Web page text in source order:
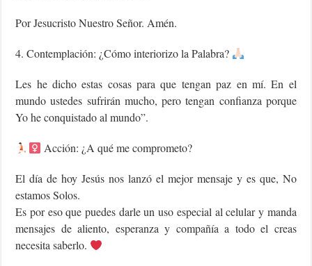
Por Jesucristo Nuestro Señor. Amén.
4. Contemplación: ¿Cómo interiorizo la Palabra?
Les he dicho estas cosas para que tengan paz en mí. En el
mundo ustedes sufrirán mucho, pero tengan confianza porque
Yo he conquistado al mundo”.
Acción: ¿A qué me comprometo?
El día de hoy Jesús nos lanzó el mejor mensaje y es que, No
estamos Solos.
Es por eso que puedes darle un uso especial al celular y manda
mensajes de aliento, esperanza y compañía a todo el creas
necesita saberlo.